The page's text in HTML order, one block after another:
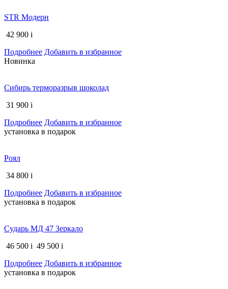
STR Модерн
42 900 i
Подробнее Добавить в избранное
Новинка
Сибирь терморазрыв шоколад
31 900 i
Подробнее Добавить в избранное
установка в подарок
Роял
34 800 i
Подробнее Добавить в избранное
установка в подарок
Сударь МД 47 Зеркало
46 500 i 49 500 i
Подробнее Добавить в избранное
установка в подарок